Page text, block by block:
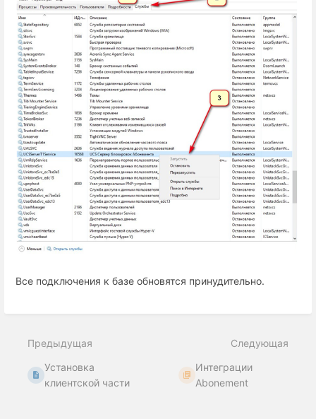
Все подключения к базе обновятся принудительно.
Предыдущая
Установка
клиентской части
Следующая
Интеграции
Abonement